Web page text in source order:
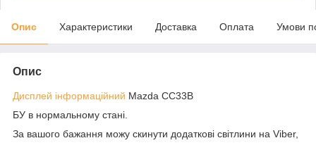
Опис Характеристики Доставка Оплата Умови
Опис
Дисплей інформаційний Mazda CC33B
БУ в нормальному стані.
За вашого бажання можу скинути додаткові світлини на Viber,